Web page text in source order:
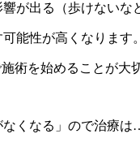
が出る（歩けないな
能性が高くなります。
術を始めることが大
くなる」ので治療